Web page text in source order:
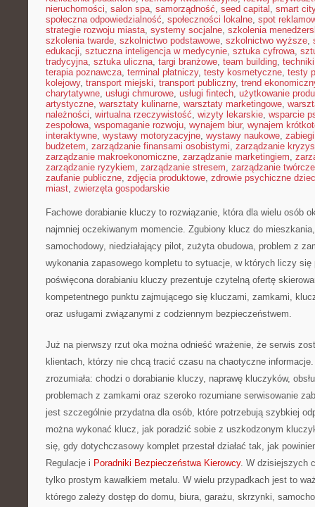
nieruchomości, salon spa, samorządność, seed capital , smart city
społeczna odpowiedzialność, społeczności lokalne, spot
strategie rozwoju miasta, systemy socjalne, szkolenia
szkolenia twarde, szkolnictwo podstawowe, szkolnictwo wyższe,
edukacji, sztuczna inteligencja w medycynie, sztuka cyfrowa,
tradycyjna, sztuka uliczna, targi branżowe, team building,
terapia poznawcza, terminal płatniczy, testy kosmetyczne, testy
kolejowy, transport miejski, transport publiczny, trend
charytatywne, usługi chmurowe, usługi fintech, użytkowanie
artystyczne, warsztaty kulinarne, warsztaty marketingowe,
należności, wirtualna rzeczywistość, wizyty lekarskie, wsparcie
zespołowa, wspomaganie rozwoju, wynajem biur, wynajem
interaktywne, wystawy motoryzacyjne, wystawy naukowe,
budżetem, zarządzanie finansami osobistymi, zarządzanie
zarządzanie makroekonomiczne, zarządzanie marketingiem,
zarządzanie ryzykiem, zarządzanie stresem, zarządzanie twórcze
zaufanie publiczne, zdjęcia produktowe, zdrowie psychiczne
miast, zwierzęta gospodarskie
Fachowe dorabianie kluczy to rozwiązanie, która dla wielu osób
najmniej oczekiwanym momencie. Zgubiony klucz do
samochodowy, niedziałający pilot, zużyta obudowa, problem z
wykonania zapasowego kompletu to sytuacje, w których liczy się
poświęcona dorabianiu kluczy prezentuje czytelną ofertę
kompetentnego punktu zajmującego się kluczami, zamkami,
oraz usługami związanymi z codziennym bezpieczeństwem.
Już na pierwszy rzut oka można odnieść wrażenie, że serwis
klientach, którzy nie chcą tracić czasu na chaotyczne
zrozumiała: chodzi o dorabianie kluczy, naprawę kluczyków,
problemach z zamkami oraz szeroko rozumiane serwisowanie
jest szczególnie przydatna dla osób, które potrzebują szybkiej
można wykonać klucz, jak poradzić sobie z uszkodzonym
się, gdy dotychczasowy komplet przestał działać tak, jak
Regulacje i Poradniki Bezpieczeństwa Kierowcy. W dzisiejszych
tylko prostym kawałkiem metalu. W wielu przypadkach jest to
którego zależy dostęp do domu, biura, garażu, skrzynki,